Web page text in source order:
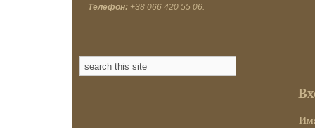
Телефон: +38 066 420 55 06.